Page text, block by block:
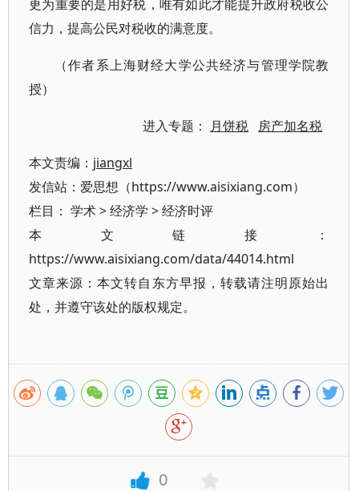
更为重要的是用好税，唯有如此才能提升政府税收公
信力，提高公民对税收的满意度。
（作者系上海财经大学公共经济与管理学院教
授）
进入专题： 月饼税 房产加名税
本文责编： jiangxl
发信站：爱思想（https://www.aisixiang.com）
栏目： 学术>经济学 >经济时评
本文链接：
https://www.aisixiang.com/data/44014.html
文章来源：本文转自东方早报，转载请注明原始出
处，并遵守该处的版权规定。
0